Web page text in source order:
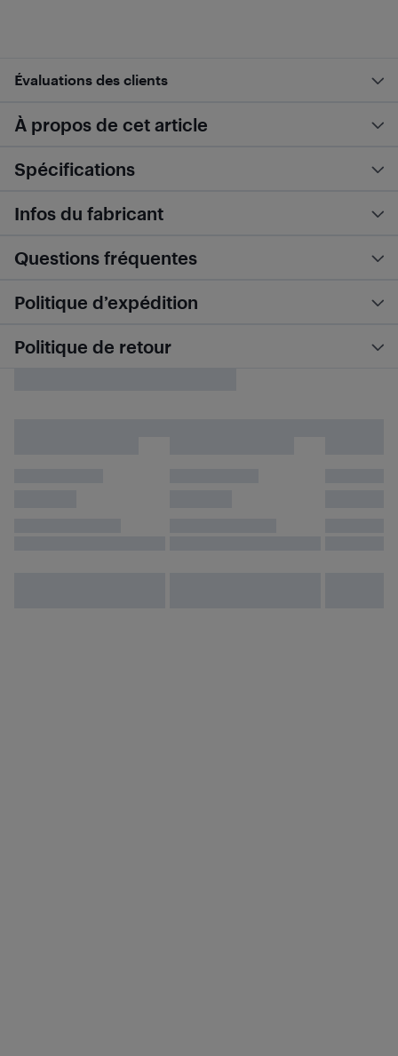
Évaluations des clients
À propos de cet article
Spécifications
Infos du fabricant
Questions fréquentes
Politique d’expédition
Politique de retour